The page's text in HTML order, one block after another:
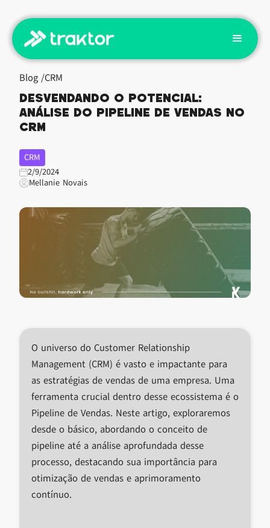
Blog /CRM
Desvendando o Potencial:
Análise do Pipeline de Vendas no
CRM
CRM
2/9/2024
Mellanie Novais
O universo do Customer Relationship
Management (CRM) é vasto e impactante para
as estratégias de vendas de uma empresa. Uma
ferramenta crucial dentro desse ecossistema é o
Pipeline de Vendas. Neste artigo, exploraremos
desde o básico, abordando o conceito de
pipeline até a análise aprofundada desse
processo, destacando sua importância para
otimização de vendas e aprimoramento
contínuo.